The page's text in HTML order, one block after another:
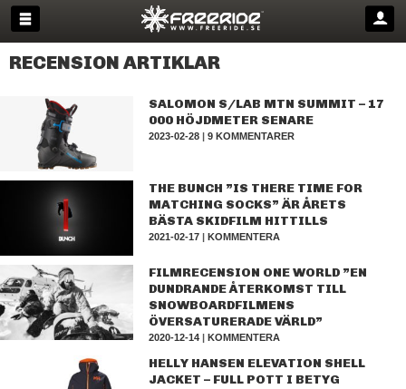
RECENSION ARTIKLAR
SALOMON S/LAB MTN SUMMIT – 17
000 HÖJDMETER SENARE
2023-02-28 |9 KOMMENTARER
THE BUNCH ”IS THERE TIME FOR
MATCHING SOCKS” ÄR ÅRETS
BÄSTA SKIDFILM HITTILLS
2021-02-17 |KOMMENTERA
FILMRECENSION ONE WORLD ”EN
DUNDRANDE ÅTERKOMST TILL
SNOWBOARDFILMENS
ÖVERSATURERADE VÄRLD”
2020-12-14 |KOMMENTERA
HELLY HANSEN ELEVATION SHELL
JACKET – FULL POTT I BETYG